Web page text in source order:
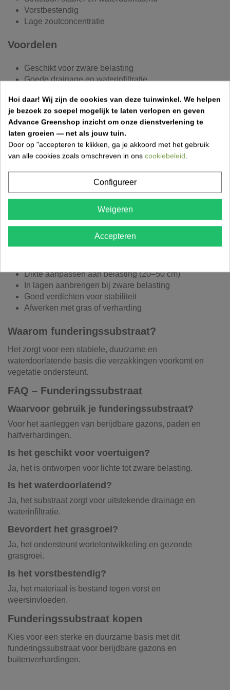
Vorstbestendig
Lage zoutconcentratie
Voordelen
Geschikt voor zware belasting
Goede drainage en waterinfiltratie
Bevordert grasgroei en wortelontwikkeling
Behoudt een vlakke en stabiele structuur
Duurzame basis voor buitenprojecten
Toepassingen
Berijdbare gazons
Grasdallen en grasbetontegels
Opritten en parkings
Wandel- en tuinpaden
Landschapsarchitectuur
Plaatsing
Dikte aanpassen aan belasting (20–50 cm)
In lagen aanbrengen bij zware belasting
Goed verdichten voor stabiliteit
Afwerken met gras of verharding
Waarom funderingssubstraat?
Het zorgt voor een stabiele, duurzame en
waterdoorlatende basis die verzakkingen voorkomt en
vegetatie ondersteunt.
FAQ – Funderingssubstraat
Waarvoor gebruik je funderingssubstraat?
Voor het aanleggen van berijdbare gazons, paden en
halfverhardingen.
Is het geschikt voor voertuigen?
Ja, het is ontworpen voor lichte tot zware belasting.
Is het waterdoorlatend?
Ja, het substraat zorgt voor uitstekende drainage en
waterinfiltratie.
Bevordert het grasgroei?
Ja, het ondersteunt wortelontwikkeling en gezonde
grasgroei.
Is het vorstbestendig?
Ja, het materiaal is bestand tegen vorst en
weersinvloeden.
Funderingssubstraat kopen
Kies voor een sterke en duurzame basis met dit
funderingssubstraat voor berijdbare gazons en
buitenverhardingen.
Hoi daar! Wij zijn de cookies van deze tuinwinkel. We helpen
je bezoek zo soepel mogelijk te laten verlopen en geven
Advance Greenshop inzicht om onze dienstverlening te
laten groeien — net als jouw tuin.
Door op "accepteren te klikken, ga je akkoord met het gebruik
van alle cookies zoals omschreven in ons cookiebeleid.
Configureer
Weigeren
Accepteren